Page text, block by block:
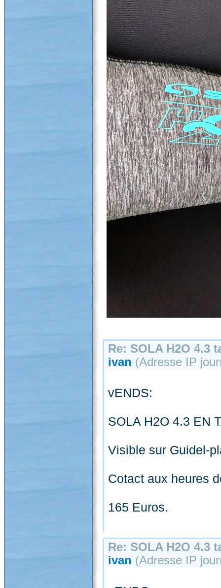
Re: SOLA H2O 4.3
ivan (Adresse IP
vENDS:
SOLA H2O 4.3 EN
Visible sur Guidel-
Cotact aux heures
165 Euros.
Re: SOLA H2O 4.3
ivan (Adresse IP